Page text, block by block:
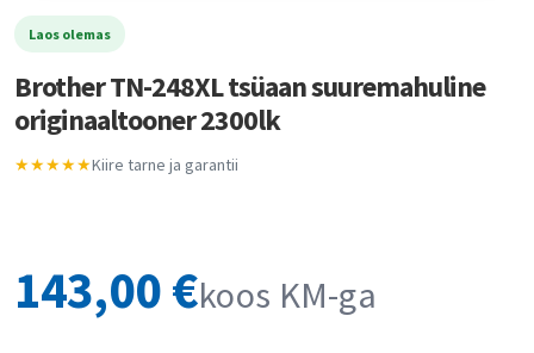
Laos olemas
Brother TN-248XL tsüaan suuremahuline
originaaltooner 2300lk
★★★★★Kiire tarne ja garantii
143,00€koos KM-ga